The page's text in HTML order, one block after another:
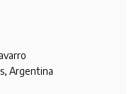
Argentina